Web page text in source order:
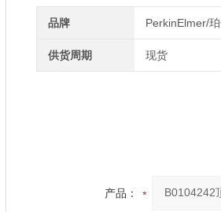
品牌 PerkinElmer/
供货周期 现货
产品：